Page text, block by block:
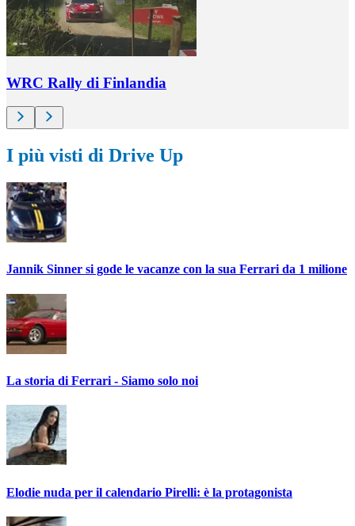
WRC Rally di Finlandia
I più visti di Drive Up
Jannik Sinner si gode le vacanze con la sua Ferrari da 1 milione
La storia di Ferrari - Siamo solo noi
Elodie nuda per il calendario Pirelli: è la protagonista